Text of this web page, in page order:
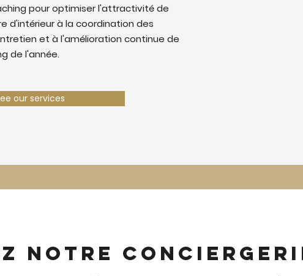
pour optimiser l'attractivité de
d'intérieur à la coordination des
et à l'amélioration continue de
de l'année.
our services
notre